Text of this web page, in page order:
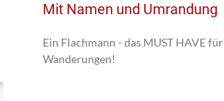
Mit Namen und Umrandung
Ein Flachmann - das MUST HAVE für
Wanderungen!